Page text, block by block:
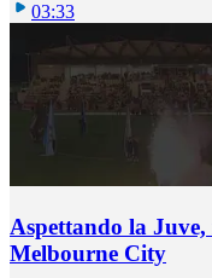
03:33
Aspettando la
Melbourne City